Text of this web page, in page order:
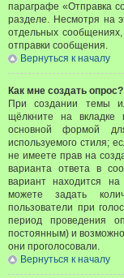
параграфе «Отправка
разделе. Несмотря на
отдельных
отправки сообщения.
Вернуться к началу
Как мне создать опрос?
При создании темы
щёлкните на
основной формой
используемого стиля;
не имеете прав на
варианта ответа в
вариант находится
можете задать
пользователи при
период проведения
постоянным) и
они проголосовали.
Вернуться к началу